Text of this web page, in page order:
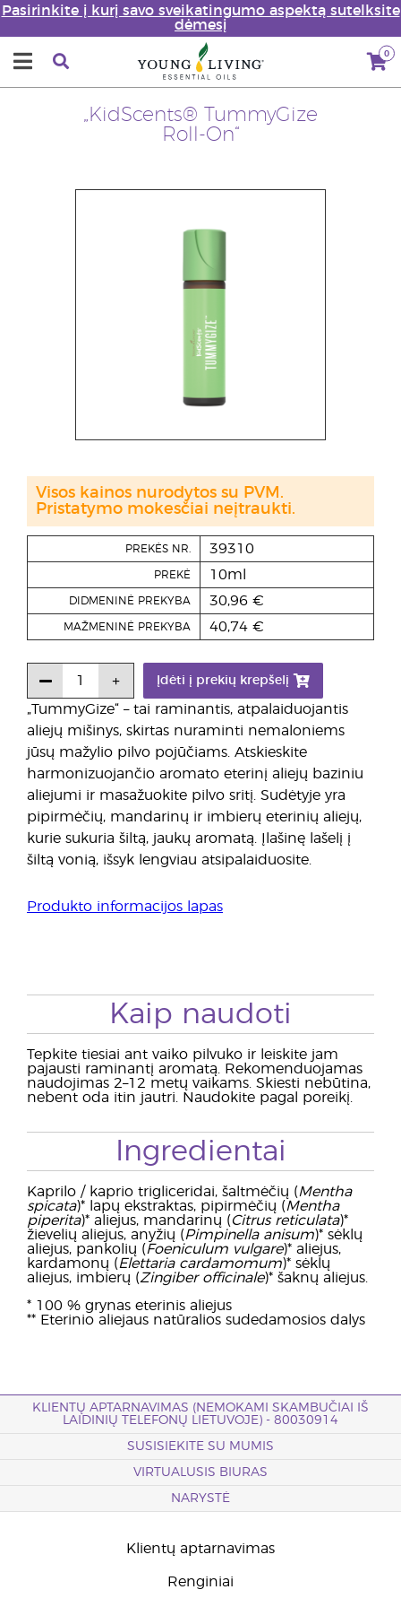
Pasirinkite į kurį savo sveikatingumo aspektą sutelksite
dėmesį
0
„KidScents® TummyGize
Roll-On“
„TummyGize“ – tai raminantis, atpalaiduojantis
aliejų mišinys, skirtas nuraminti nemaloniems
jūsų mažylio pilvo pojūčiams. Atskieskite
harmonizuojančio aromato eterinį aliejų baziniu
aliejumi ir masažuokite pilvo sritį. Sudėtyje yra
pipirmėčių, mandarinų ir imbierų eterinių aliejų,
kurie sukuria šiltą, jaukų aromatą. Įlašinę lašelį į
šiltą vonią, išsyk lengviau atsipalaiduosite.
Produkto informacijos lapas
PREKĖS NR. 39310
PREKĖ 10ml
DIDMENINĖ PREKYBA 30,96 €
MAŽMENINĖ PREKYBA 40,74 €
Įdėti į prekių krepšelį
Visos kainos nurodytos su PVM.
Pristatymo mokesčiai neįtraukti.
Kaip naudoti
Tepkite tiesiai ant vaiko pilvuko ir leiskite jam
pajausti raminantį aromatą. Rekomenduojamas
naudojimas 2–12 metų vaikams. Skiesti nebūtina,
nebent oda itin jautri. Naudokite pagal poreikį.
Ingredientai
Kaprilo / kaprio trigliceridai, šaltmėčių (Mentha
spicata)* lapų ekstraktas, pipirmėčių (Mentha
piperita)* aliejus, mandarinų (Citrus reticulata)*
žievelių aliejus, anyžių (Pimpinella anisum)* sėklų
aliejus, pankolių (Foeniculum vulgare)* aliejus,
kardamonų (Elettaria cardamomum)* sėklų
aliejus, imbierų (Zingiber officinale)* šaknų aliejus.
* 100 % grynas eterinis aliejus
** Eterinio aliejaus natūralios sudedamosios dalys
KLIENTŲ APTARNAVIMAS (NEMOKAMI SKAMBUČIAI IŠ
LAIDINIŲ TELEFONŲ LIETUVOJE) - 80030914
SUSISIEKITE SU MUMIS
VIRTUALUSIS BIURAS
NARYSTĖ
Klientų aptarnavimas
Renginiai